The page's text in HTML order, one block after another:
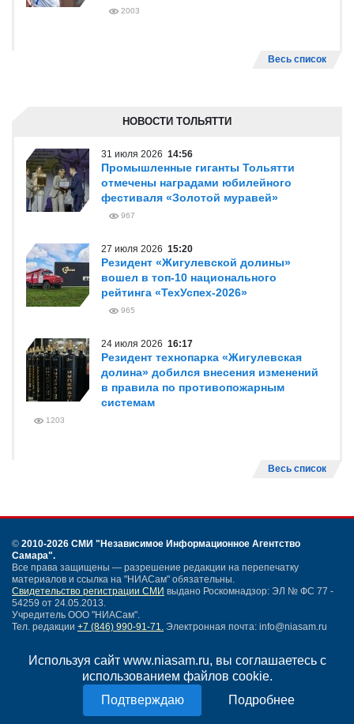
Используя сайт www.niasam.ru, вы соглашаетесь с
использованием файлов cookie.
Подробнее
2003
Весь список
НОВОСТИ ТОЛЬЯТТИ
31 июля 2026 14:56
Промышленные гиганты Тольятти
отмечены наградами юбилейного
фестиваля «Золотой муравей»
967
27 июля 2026 15:20
Резидент «Жигулевской долины»
вошел в топ-10 национального
рейтинга «ТехУспех-2026»
965
24 июля 2026 16:17
Резидент технопарка «Жигулевская
долина» добился внесения изменений
в правила по противопожарным
системам
1203
Весь список
© 2010-2026 СМИ "Независимое Информационное Агентство
Самара".
Все права защищены — разрешение редакции на перепечатку
материалов и ссылка на "НИАСам" обязательны.
Свидетельство регистрации СМИ выдано Роскомнадзор: ЭЛ № ФС 77 -
54259 от 24.05.2013.
Учредитель ООО "НИАСам".
Тел. редакции +7 (846) 990-91-71. Электронная почта: info@niasam.ru
Карта сайта
Нашли ошибку?
Политика конфиденциальности
Согласие на обработку персональных данных